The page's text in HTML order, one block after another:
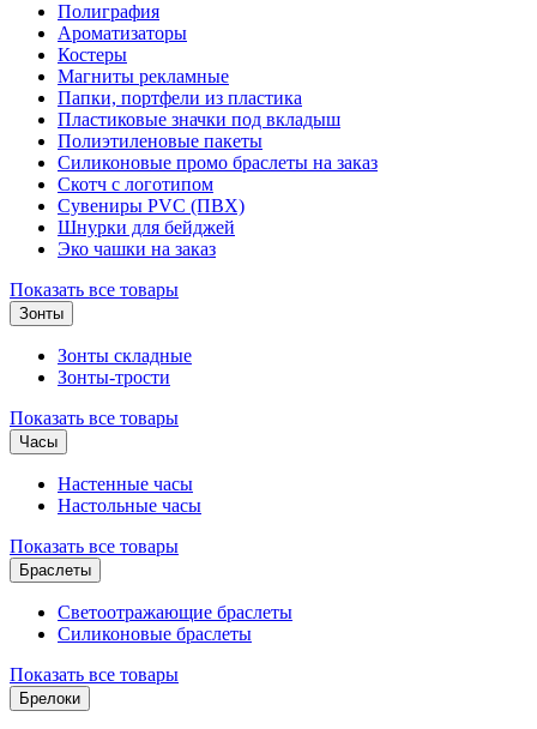
Полиграфия
Ароматизаторы
Костеры
Магниты рекламные
Папки, портфели из пластика
Пластиковые значки под вкладыш
Полиэтиленовые пакеты
Силиконовые промо браслеты на заказ
Скотч с логотипом
Сувениры PVC (ПВХ)
Шнурки для бейджей
Эко чашки на заказ
Показать все товары
Зонты
Зонты складные
Зонты-трости
Показать все товары
Часы
Настенные часы
Настольные часы
Показать все товары
Браслеты
Светоотражающие браслеты
Силиконовые браслеты
Показать все товары
Брелоки